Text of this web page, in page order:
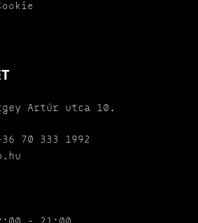
Artúr utca 10.
70 333 1992